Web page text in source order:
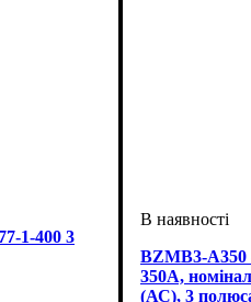
1-400 3
BZMB3-
350А,
(АС), 3